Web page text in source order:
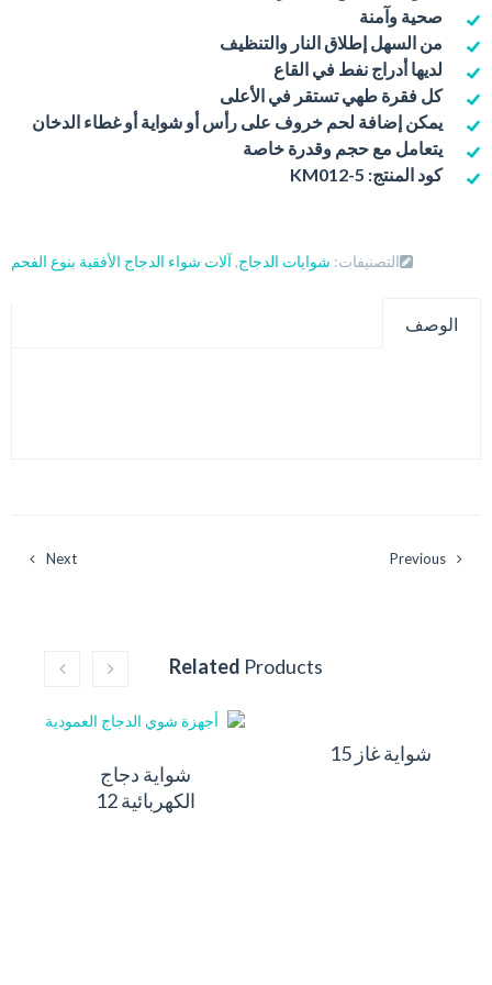
صحية وآمنة
من السهل إطلاق النار والتنظيف
لديها أدراج نفط في القاع
كل فقرة طهي تستقر في الأعلى
يمكن إضافة لحم خروف على رأس أو شواية أو غطاء الدخان
يتعامل مع حجم وقدرة خاصة
كود المنتج: KM012-5
التصنيفات: شوايات الدجاج,آلات شواء الدجاج الأفقية بنوع الفحم
الوصف
Previous
Next
Related Products
شواية دجاج
الكهربائية 12
شواية غاز 15